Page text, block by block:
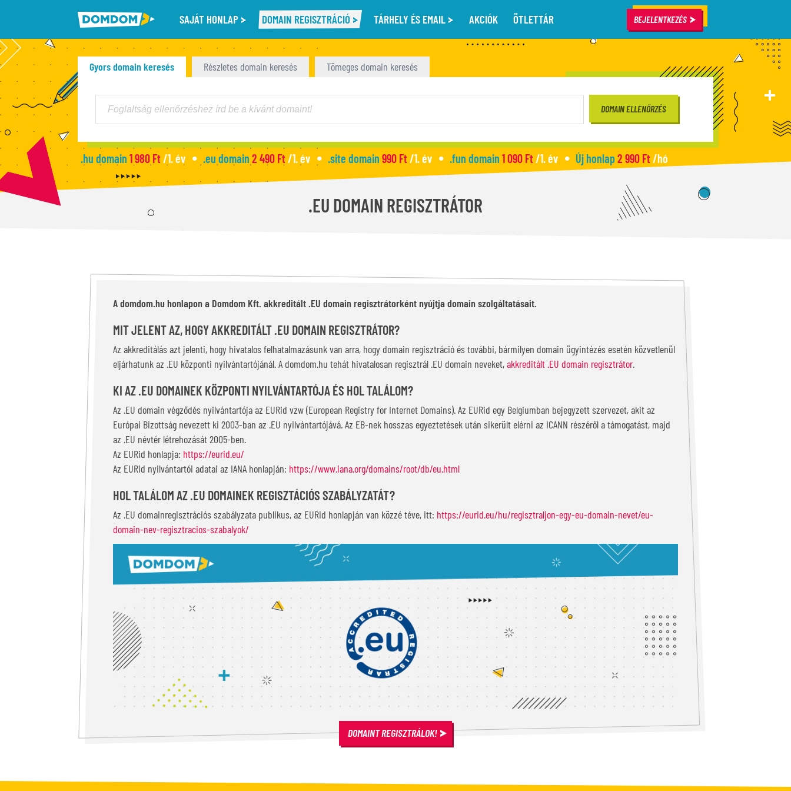
SAJÁT HONLAP DOMAIN REGISZTRÁCIÓ TÁRHELY ÉS EMAIL AKCIÓK ÖTLETTÁR BEJELENTKEZÉS
Gyors domain keresés Részletes domain keresés Tömeges domain keresés
.hu domain 1 980 Ft/1. év .eu domain 2 490 Ft/1. év .site domain 990 Ft/1. év .fun domain 1 090 Ft/1. év Új honlap 2 990 Ft/hó
.EU DOMAIN REGISZTRÁTOR
A domdom.hu honlapon a Domdom Kft. akkreditált .EU domain regisztrátorként nyújtja domain szolgáltatásait.
MIT JELENT AZ, HOGY AKKREDITÁLT .EU DOMAIN REGISZTRÁTOR?
Az akkreditálás azt jelenti, hogy hivatalos felhatalmazásunk van arra, hogy domain regisztráció és további, bármilyen domain ügyintézés esetén közvetlenül
eljárhatunk az .EU központi nyilvántartójánál. A domdom.hu tehát hivatalosan regisztrál .EU domain neveket,akkreditált .EU domain regisztrátor.
KI AZ .EU DOMAINEK KÖZPONTI NYILVÁNTARTÓJA ÉS HOL TALÁLOM?
Az .EU domain végződés nyilvántartója az EURid vzw (European Registry for Internet Domains). Az EURid egy Belgiumban bejegyzett szervezet, akit az
Európai Bizottság nevezett ki 2003-ban az .EU nyilvántartójává. Az EB-nek hosszas egyeztetések után sikerült elérni az ICANN részéről a támogatást, majd
az .EU névtér létrehozását 2005-ben.
Az EURid honlapja: https://eurid.eu/
Az EURid nyilvántartói adatai az IANA honlapján: https://www.iana.org/domains/root/db/eu.html
HOL TALÁLOM AZ .EU DOMAINEK REGISZTÁCIÓS SZABÁLYZATÁT?
Az .EU domainregisztrációs szabályzata publikus, az EURid honlapján van közzé téve, itt: https://eurid.eu/hu/regisztraljon-egy-eu-domain-nevet/eu-
domain-nev-regisztracios-szabalyok/
DOMAINT REGISZTRÁLOK!